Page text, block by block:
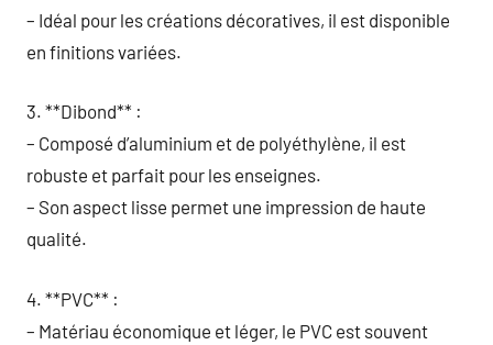
– Idéal pour les créations décoratives, il est disponible
en finitions variées.
3. **Dibond** :
– Composé d’aluminium et de polyéthylène, il est
robuste et parfait pour les enseignes.
– Son aspect lisse permet une impression de haute
qualité.
4. **PVC** :
– Matériau économique et léger, le PVC est souvent